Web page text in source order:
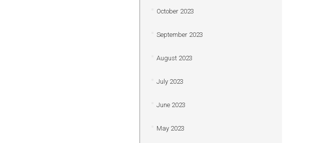
October 2023
September 2023
August 2023
July 2023
June 2023
May 2023